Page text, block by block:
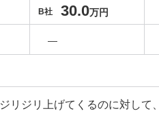
B社 30.0万円
―
リジリ上げてくるのに対して